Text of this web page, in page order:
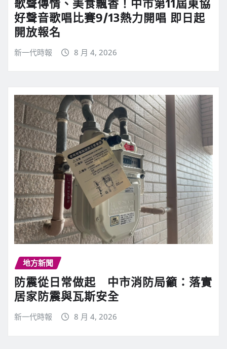
歌聲傳情、美食飄香！中市第11屆東協
好聲音歌唱比賽9/13熱力開唱 即日起
開放報名
新一代時報 8 月 4, 2026
地方新聞
防震從日常做起 中市消防局籲：落實
居家防震與瓦斯安全
新一代時報 8 月 4, 2026